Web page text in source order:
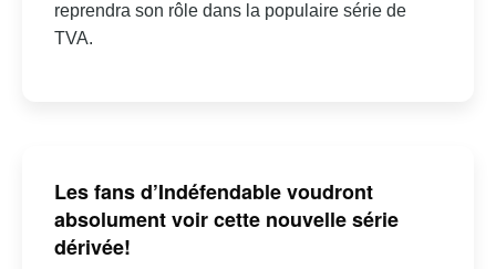
reprendra son rôle dans la populaire série de
TVA.
Les fans d’Indéfendable voudront
absolument voir cette nouvelle série
dérivée!